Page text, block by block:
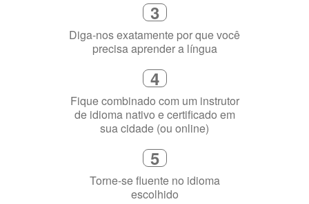
2
Selecione uma duração de curso
flexível que se ajuste à sua agenda
3
Diga-nos exatamente por que você
precisa aprender a língua
4
Fique combinado com um instrutor
de idioma nativo e certificado em
sua cidade (ou online)